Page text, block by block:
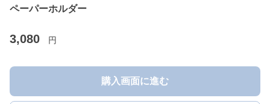
ペーパーホルダー
3,080 円
購入画面に進む